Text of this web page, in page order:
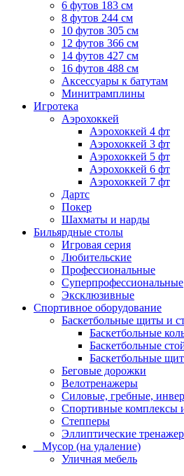
6 футов 183 см
8 футов 244 см
10 футов 305 см
12 футов 366 см
14 футов 427 см
16 футов 488 см
Аксессуары к батутам
Минитрамплины
Игротека
Аэрохоккей
Аэрохоккей 4 фт
Аэрохоккей 3 фт
Аэрохоккей 5 фт
Аэрохоккей 6 фт
Аэрохоккей 7 фт
Дартс
Покер
Шахматы и нарды
Бильярдные столы
Игровая серия
Любительские
Профессиональные
Суперпрофессиональные
Эксклюзивные
Спортивное оборудование
Баскетбольные щиты и
Баскетбольные
Баскетбольные
Баскетбольные
Беговые дорожки
Велотренажеры
Силовые, гребные,
Спортивные комплексы
Степперы
Эллиптические
_ Мусор (на удаление)
Уличная мебель